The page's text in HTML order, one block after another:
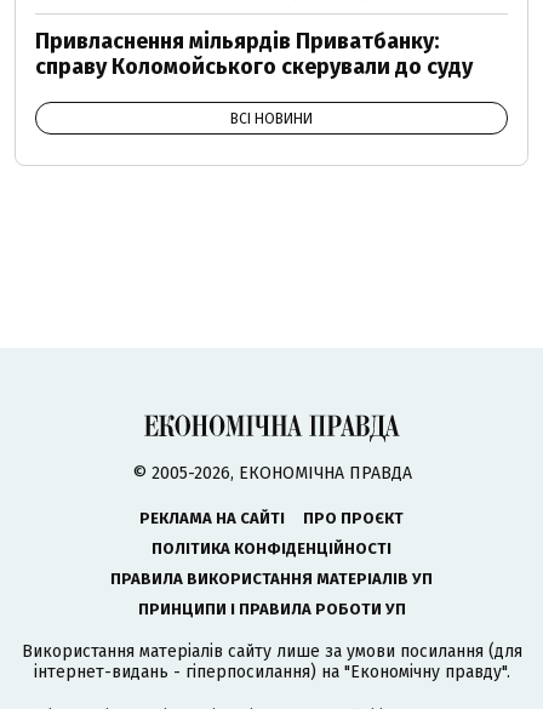
Привласнення мільярдів Приватбанку:
справу Коломойського скерували до суду
ВСІ НОВИНИ
© 2005-2026, ЕКОНОМІЧНА ПРАВДА
РЕКЛАМА НА САЙТІ
ПРО ПРОЄКТ
ПОЛІТИКА КОНФІДЕНЦІЙНОСТІ
ПРАВИЛА ВИКОРИСТАННЯ МАТЕРІАЛІВ УП
ПРИНЦИПИ І ПРАВИЛА РОБОТИ УП
Використання матеріалів сайту лише за умови посилання (для
інтернет-видань - гіперпосилання) на "Економічну правду".